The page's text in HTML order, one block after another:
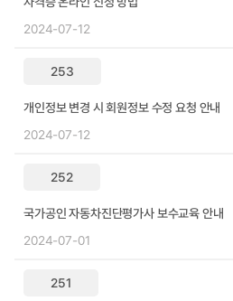
2024-07-12
253
개인정보 변경 시 회원정보 수정 요청 안내
2024-07-12
252
국가공인 자동차진단평가사 보수교육 안내
2024-07-01
251